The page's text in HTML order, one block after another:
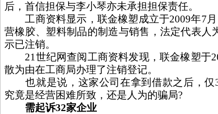
后，首信担保与李小琴亦未承担担保责任。
工商资料显示，联金橡塑成立于2009年7月
营橡胶、塑料制品的制造与销售，法定代表人
示已注销。
21世纪网查阅工商资料发现，联金橡塑于
散为由在工商局办理了注销登记。
也就是说，这家公司在拿到借款之后，仅
究竟是经营困难所致，还是人为的骗局?
需起诉32家企业